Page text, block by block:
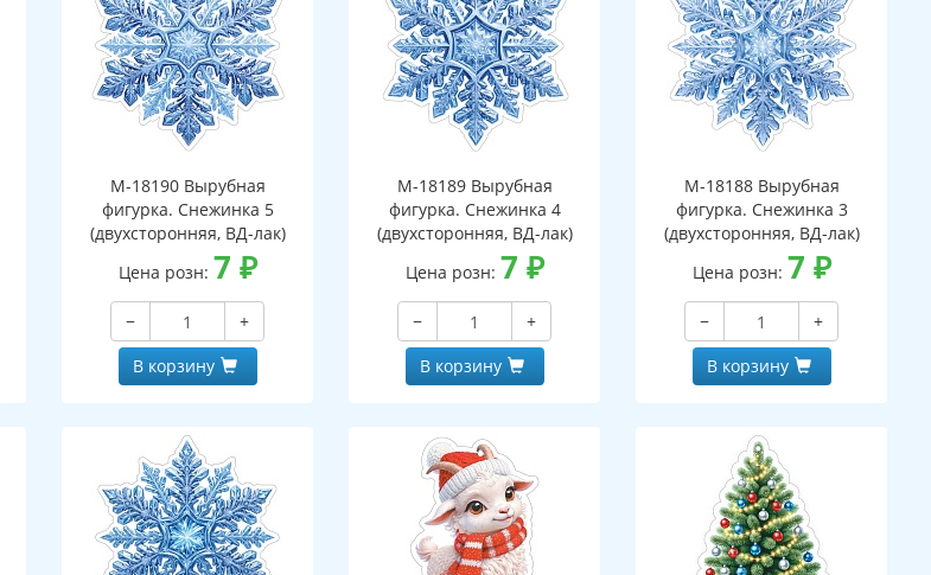
М-18190 Вырубная
фигурка. Снежинка 5
(двухсторонняя, ВД-лак)
Цена розн: 7 ₽
−
+
В корзину
М-18189 Вырубная
фигурка. Снежинка 4
(двухсторонняя, ВД-лак)
Цена розн: 7 ₽
−
+
В корзину
М-18188 Вырубная
фигурка. Снежинка 3
(двухсторонняя, ВД-лак)
Цена розн: 7 ₽
−
+
В корзину